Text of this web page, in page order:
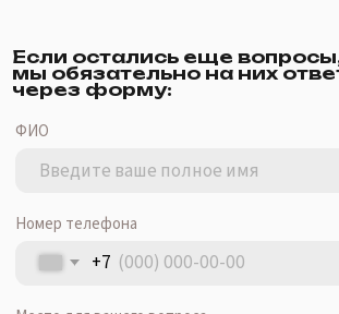
соответствии сПолитикой конфиденциальности
my@hkhr.ru